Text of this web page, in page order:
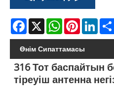
Facebook
X WhatsAppPinterest
Өнім Сипаттамасы
316 Тот баспайтын
тіреуіш антенна